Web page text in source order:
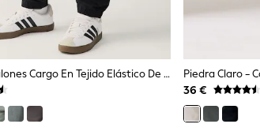
Negro - Pantalones Cargo En Tejido Elástico De Algodón
36 €